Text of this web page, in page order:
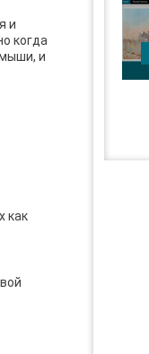
и
когда
и
как